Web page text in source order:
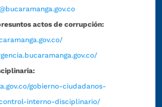
actos de corrupción:
gobierno-ciudadanos-
interno-disciplinario/